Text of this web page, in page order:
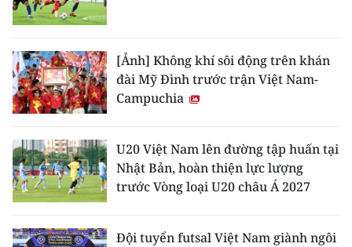
[Ảnh] Không khí sôi động trên khán
đài Mỹ Đình trước trận Việt Nam-
Campuchia
U20 Việt Nam lên đường tập huấn tại
Nhật Bản, hoàn thiện lực lượng
trước Vòng loại U20 châu Á 2027
Đội tuyển futsal Việt Nam giành ngôi